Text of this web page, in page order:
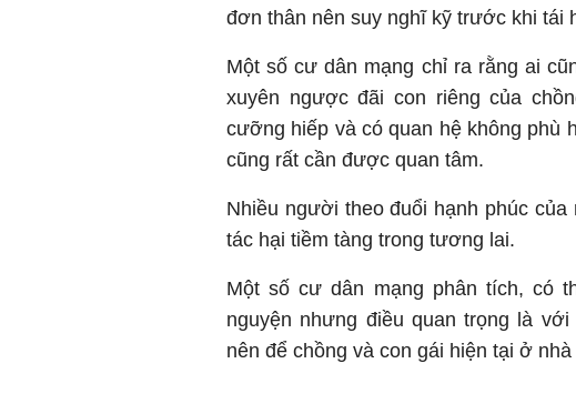
đơn thân nên suy nghĩ kỹ trước khi tái
Một số cư dân mạng chỉ ra rằng ai
xuyên ngược đãi con riêng của
cưỡng hiếp và có quan hệ không phù
cũng rất cần được quan tâm.
Nhiều người theo đuổi hạnh phúc
tác hại tiềm tàng trong tương lai.
Một số cư dân mạng phân tích, có
nguyện nhưng điều quan trọng là
nên để chồng và con gái hiện tại ở